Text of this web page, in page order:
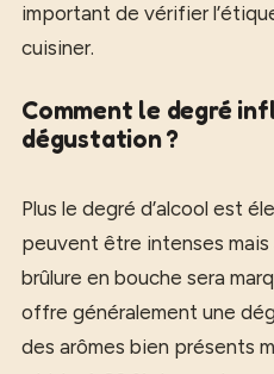
important de vérifier
cuisiner.
Comment le degré
dégustation ?
Plus le degré d’alcool est
peuvent être intenses mais
brûlure en bouche sera
offre généralement une
des arômes bien présents